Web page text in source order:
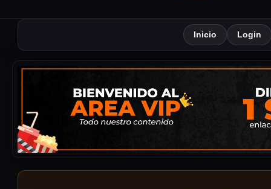
Inicio Login